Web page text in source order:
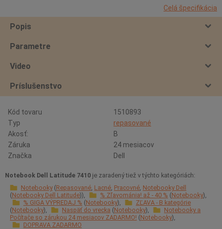
Celá špecifikácia
Popis
Parametre
Video
Príslušenstvo
Kód tovaru
1510893
Typ
repasované
Akosť:
B
Záruka
24 mesiacov
Značka
Dell
Notebook Dell Latitude 7410 je zaradený tiež v týchto kategóriách:
Notebooky Repasované Lacné Pracovné Notebooky Dell
Notebooky Dell Latitude
% Zľavománia! až - 40 % Notebooky
% GIGA VÝPREDAJ % Notebooky
ZĽAVA - B kategórie
Notebooky
Naspäť do vrecka Notebooky
Notebooky a
Počítače so zárukou 24 mesiacov ZADARMO! Notebooky
DOPRAVA ZADARMO